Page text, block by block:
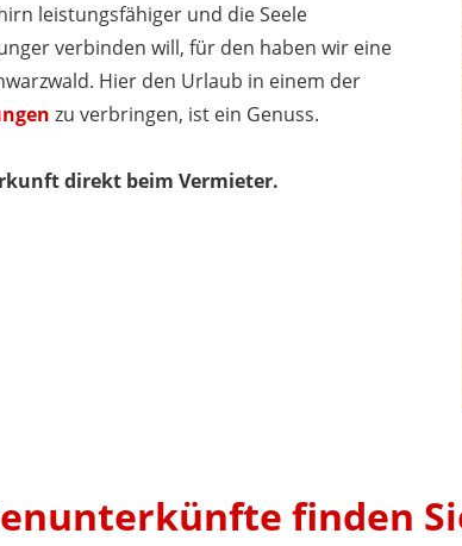
leistungsfähiger und die Seele
verbinden will, für den haben wir eine
Hier den Urlaub in einem der
zu verbringen, ist ein Genuss.
direkt beim Vermieter.
finden